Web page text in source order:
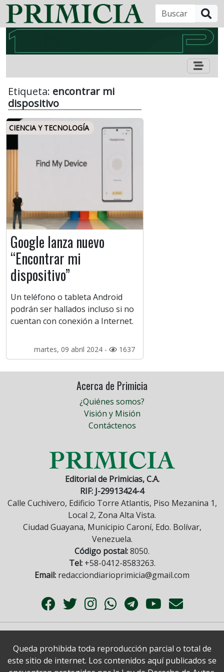
Etiqueta: encontrar mi
dispositivo
CIENCIA Y TECNOLOGÍA
Google lanza nuevo
“Encontrar mi
dispositivo”
Un teléfono o tableta Android
podrán ser hallados incluso si no
cuentan con conexión a Internet.
martes, 09 abril 2024 - 1637
Acerca de Primicia
¿Quiénes somos?
Visión y Misión
Contáctenos
Editorial de Primicias, C.A.
RIF: J-29913424-4
Calle Cuchivero, Edificio Torre Atlantis, Piso Mezanina 1,
Local 2, Zona Alta Vista.
Ciudad Guayana, Municipio Caroní, Edo. Bolívar,
Venezuela.
Código postal:8050.
Tel:+58-0412-8583263.
Email: redacciondiarioprimicia@gmail.com
Queda prohibida toda reproducción parcial o total de
este sitio de internet. Los contenidos aquí publicados se